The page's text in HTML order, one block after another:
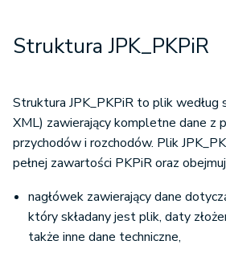
Struktura JPK_PKPiR
Struktura JPK_PKPiR to plik według
XML) zawierający kompletne dane z
przychodów i rozchodów. Plik
pełnej zawartości PKPiR oraz
nagłówek zawierający dane
który składany jest plik, daty
także inne dane techniczne,